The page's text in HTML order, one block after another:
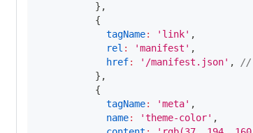
} ,
{
tagName: 'link' ,
rel : 'manifest' ,
href: '/manifest.json' ,
//
} ,
{
tagName: 'meta' ,
name: 'theme-color' ,